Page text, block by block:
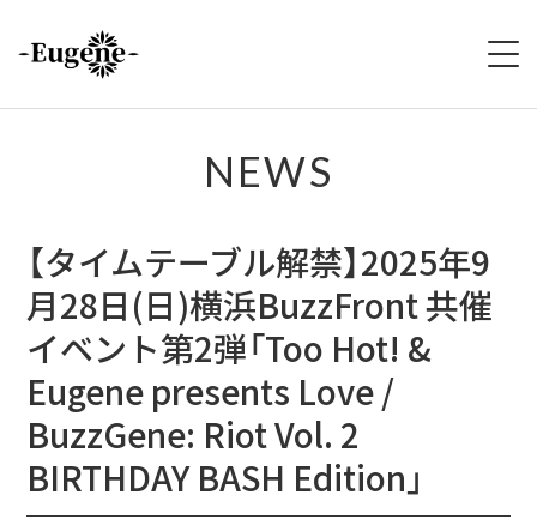
LIVE
VIDEO
DISCOGRAPHY
MERCH
FOLLOW
NEWS
【タイムテーブル解禁】2025年9
月28日(日)横浜BuzzFront 共催
イベント第2弾「Too Hot! &
Eugene presents Love /
BuzzGene: Riot Vol. 2
BIRTHDAY BASH Edition」